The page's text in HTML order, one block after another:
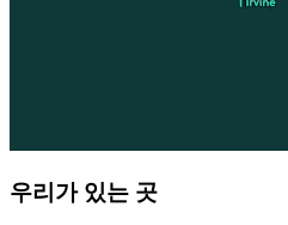
우리가 있는 곳